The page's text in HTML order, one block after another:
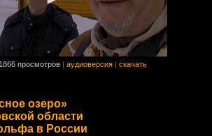
просмотров аудиоверсия скачать
озеро»
области
в России